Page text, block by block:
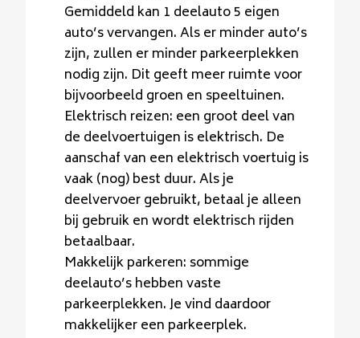
Gemiddeld kan 1 deelauto 5 eigen
auto’s vervangen. Als er minder auto’s
zijn, zullen er minder parkeerplekken
nodig zijn. Dit geeft meer ruimte voor
bijvoorbeeld groen en speeltuinen.
Elektrisch reizen: een groot deel van
de deelvoertuigen is elektrisch. De
aanschaf van een elektrisch voertuig is
vaak (nog) best duur. Als je
deelvervoer gebruikt, betaal je alleen
bij gebruik en wordt elektrisch rijden
betaalbaar.
Makkelijk parkeren: sommige
deelauto’s hebben vaste
parkeerplekken. Je vind daardoor
makkelijker een parkeerplek.